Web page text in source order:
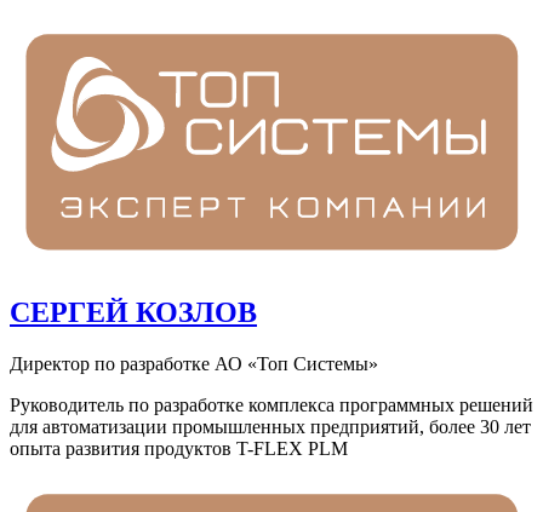
СЕРГЕЙ КОЗЛОВ
Директор по разработке АО «Топ Системы»
Руководитель по разработке комплекса программных решений
для автоматизации промышленных предприятий, более 30 лет
опыта развития продуктов T-FLEX PLM